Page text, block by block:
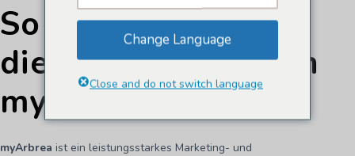
So beantragen Sie
die Aktivierung von
myArbrea
myArbrea ist ein leistungsstarkes Marketing- und
Change Language
Close and do not switch language